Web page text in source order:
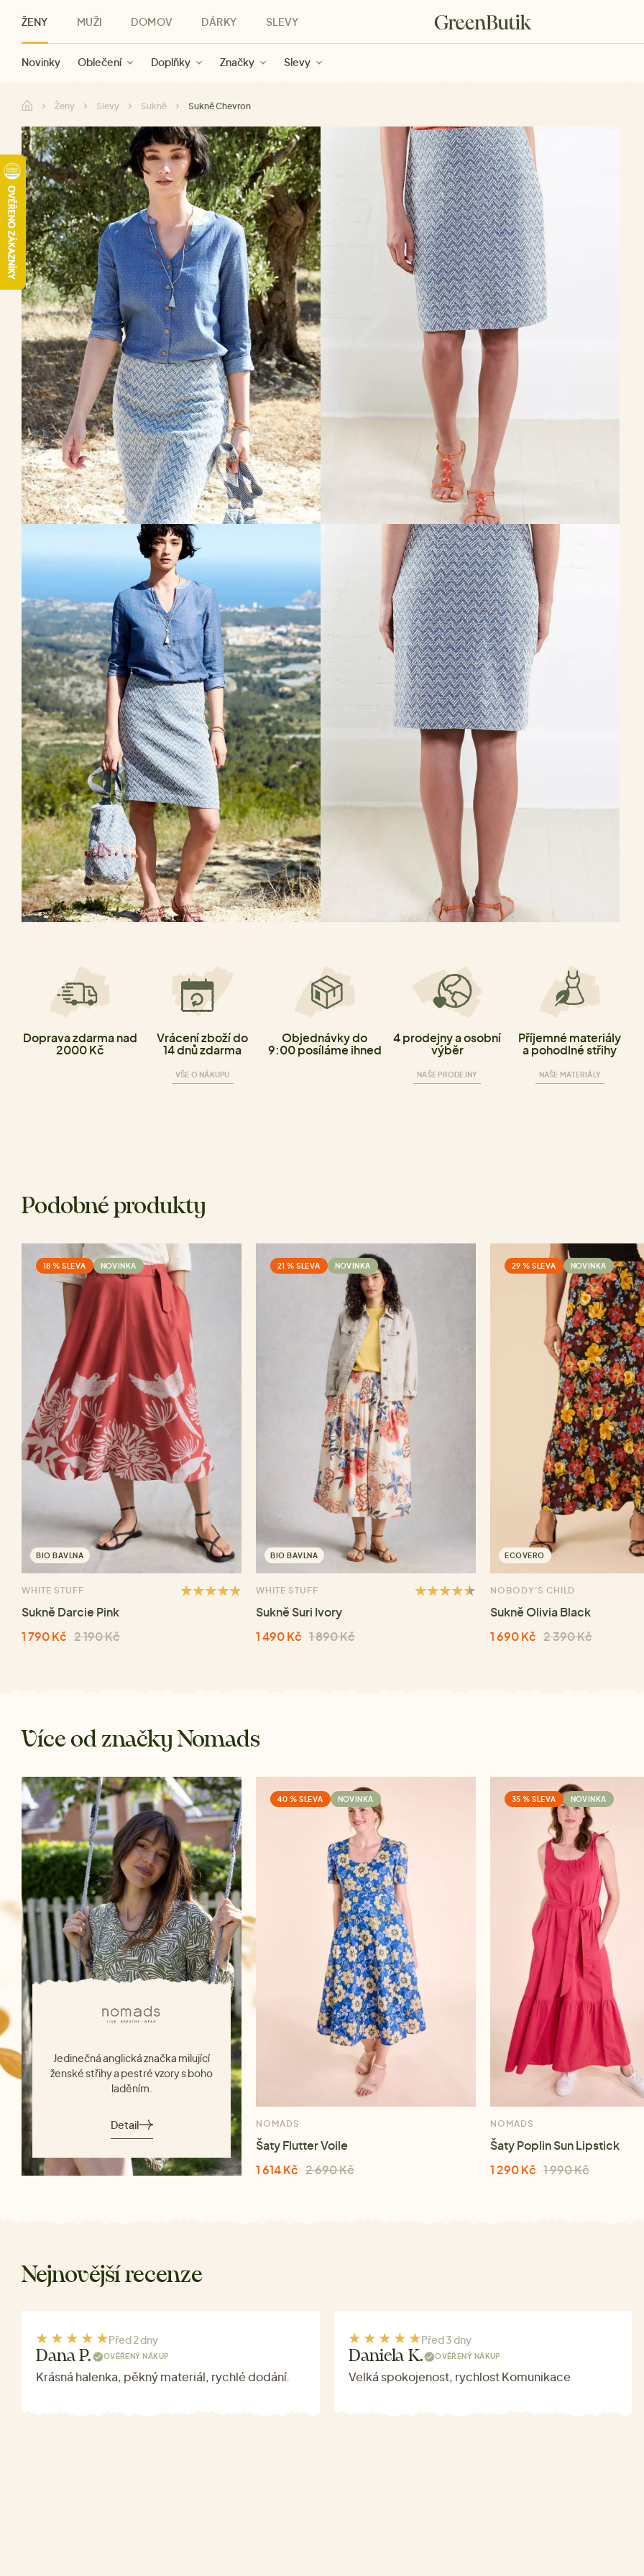
ŽENY
Novinky Oblečení Doplňky Značky Slevy
MUŽI
Novinky Oblečení Značky Slevy
DOMOV
Kategorie Značky Slevy
DÁRKY
Pro ženy Pro muže Pro děti Pro všechny Dárkové poukazy
SLEVY
Slevy ženy Slevy muži
Ženy Slevy Sukně Sukně Chevron
Doprava zdarma nad
2000 Kč
Vrácení zboží do
14 dnů zdarma
VŠE O NÁKUPU
Objednávky do
9:00 posíláme ihned
4 prodejny a osobní
výběr
NAŠE PRODEJNY
Příjemné materiály
a pohodlné střihy
NAŠE MATERIÁLY
Podobné produkty
18 % SLEVA NOVINKA
BIO BAVLNA
WHITE STUFF
Sukně Darcie Pink
1 790 Kč 2 190 Kč
21 % SLEVA NOVINKA
BIO BAVLNA
WHITE STUFF
Sukně Suri Ivory
1 490 Kč 1 890 Kč
29 % SLEVA NOVINKA
ECOVERO
NOBODY'S CHILD
Sukně Olivia Black
1 690 Kč 2 390 Kč
Více od značky Nomads
Jedinečná anglická značka milující
ženské střihy a pestré vzory s boho
laděním.
Detail
40 % SLEVA NOVINKA
NOMADS
Šaty Flutter Voile
1 614 Kč 2 690 Kč
35 % SLEVA NOVINKA
NOMADS
Šaty Poplin Sun Lipstick
1 290 Kč 1 990 Kč
Nejnovější recenze
Před 2 dny
Dana P. OVĚŘENÝ NÁKUP
Krásná halenka, pěkný materiál, rychlé dodání.
Před 3 dny
Daniela K. OVĚŘENÝ NÁKUP
Velká spokojenost, rychlost Komunikace